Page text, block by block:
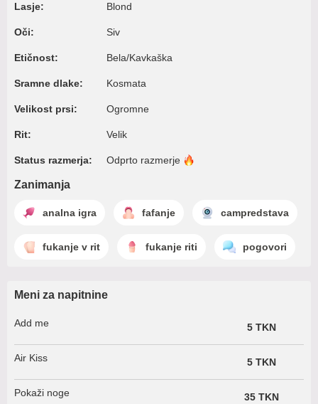
Lasje: Blond
Oči: Siv
Etičnost: Bela/Kavkaška
Sramne dlake: Kosmata
Velikost prsi: Ogromne
Rit: Velik
Status razmerja: Odprto razmerje
Zanimanja
analna igra fafanje campredstava
fukanje v rit fukanje riti pogovori
Meni za napitnine
Add me 5 TKN
Air Kiss 5 TKN
Pokaži noge 35 TKN